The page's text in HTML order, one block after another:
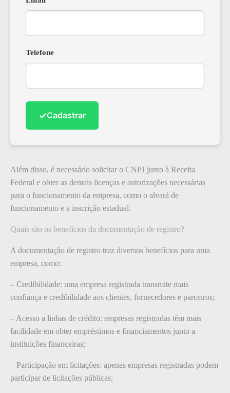
Telefone
✓Cadastrar
Além disso, é necessário solicitar o CNPJ junto à Receita
Federal e obter as demais licenças e autorizações necessárias
para o funcionamento da empresa, como o alvará de
funcionamento e a inscrição estadual.
Quais são os benefícios da documentação de registro?
A documentação de registro traz diversos benefícios para uma
empresa, como:
– Credibilidade: uma empresa registrada transmite mais
confiança e credibilidade aos clientes, fornecedores e parceiros;
– Acesso a linhas de crédito: empresas registradas têm mais
facilidade em obter empréstimos e financiamentos junto a
instituições financeiras;
– Participação em licitações: apenas empresas registradas podem
participar de licitações públicas;